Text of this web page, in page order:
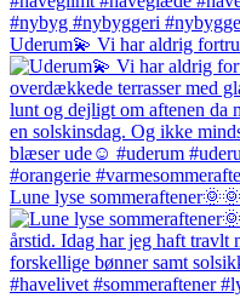
Uderum💫 Vi har aldrig
Lune lyse